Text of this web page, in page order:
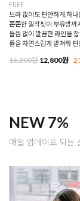
FREE
브라 없이도 편안하게,하
쫀쫀한 밀착핏이 부유방까
들뜸 없이 깔끔한 라인을
륨을 자연스럽게 받쳐줘
16,200원 12,800원
NEW 7%
매일 업데이트 되는